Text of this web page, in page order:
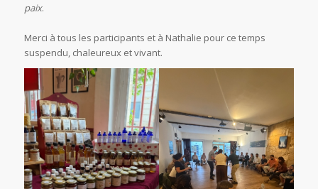
paix.
Merci à tous les participants et à Nathalie pour ce temps
suspendu, chaleureux et vivant.